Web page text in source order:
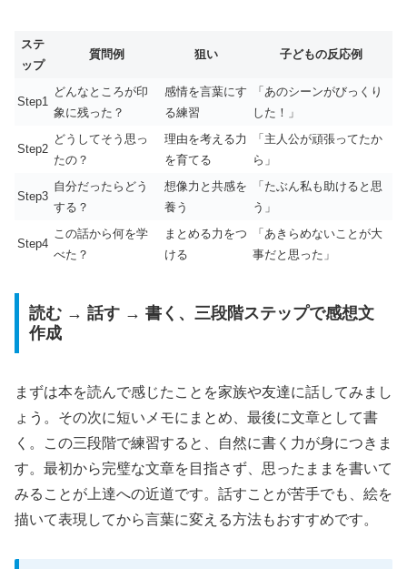
ステ
ップ
質問例 狙い 子どもの反応例
Step1
どんなところが印
象に残った？
感情を言葉にす
る練習
「あのシーンがびっくり
した！」
Step2
どうしてそう思っ
たの？
理由を考える力
を育てる
「主人公が頑張ってたか
ら」
Step3
自分だったらどう
する？
想像力と共感を
養う
「たぶん私も助けると思
う」
Step4
この話から何を学
べた？
まとめる力をつ
ける
「あきらめないことが大
事だと思った」
読む → 話す → 書く、三段階ステップで感想文
作成
まずは本を読んで感じたことを家族や友達に話してみまし
ょう。その次に短いメモにまとめ、最後に文章として書
く。この三段階で練習すると、自然に書く力が身につきま
す。最初から完璧な文章を目指さず、思ったままを書いて
みることが上達への近道です。話すことが苦手でも、絵を
描いて表現してから言葉に変える方法もおすすめです。